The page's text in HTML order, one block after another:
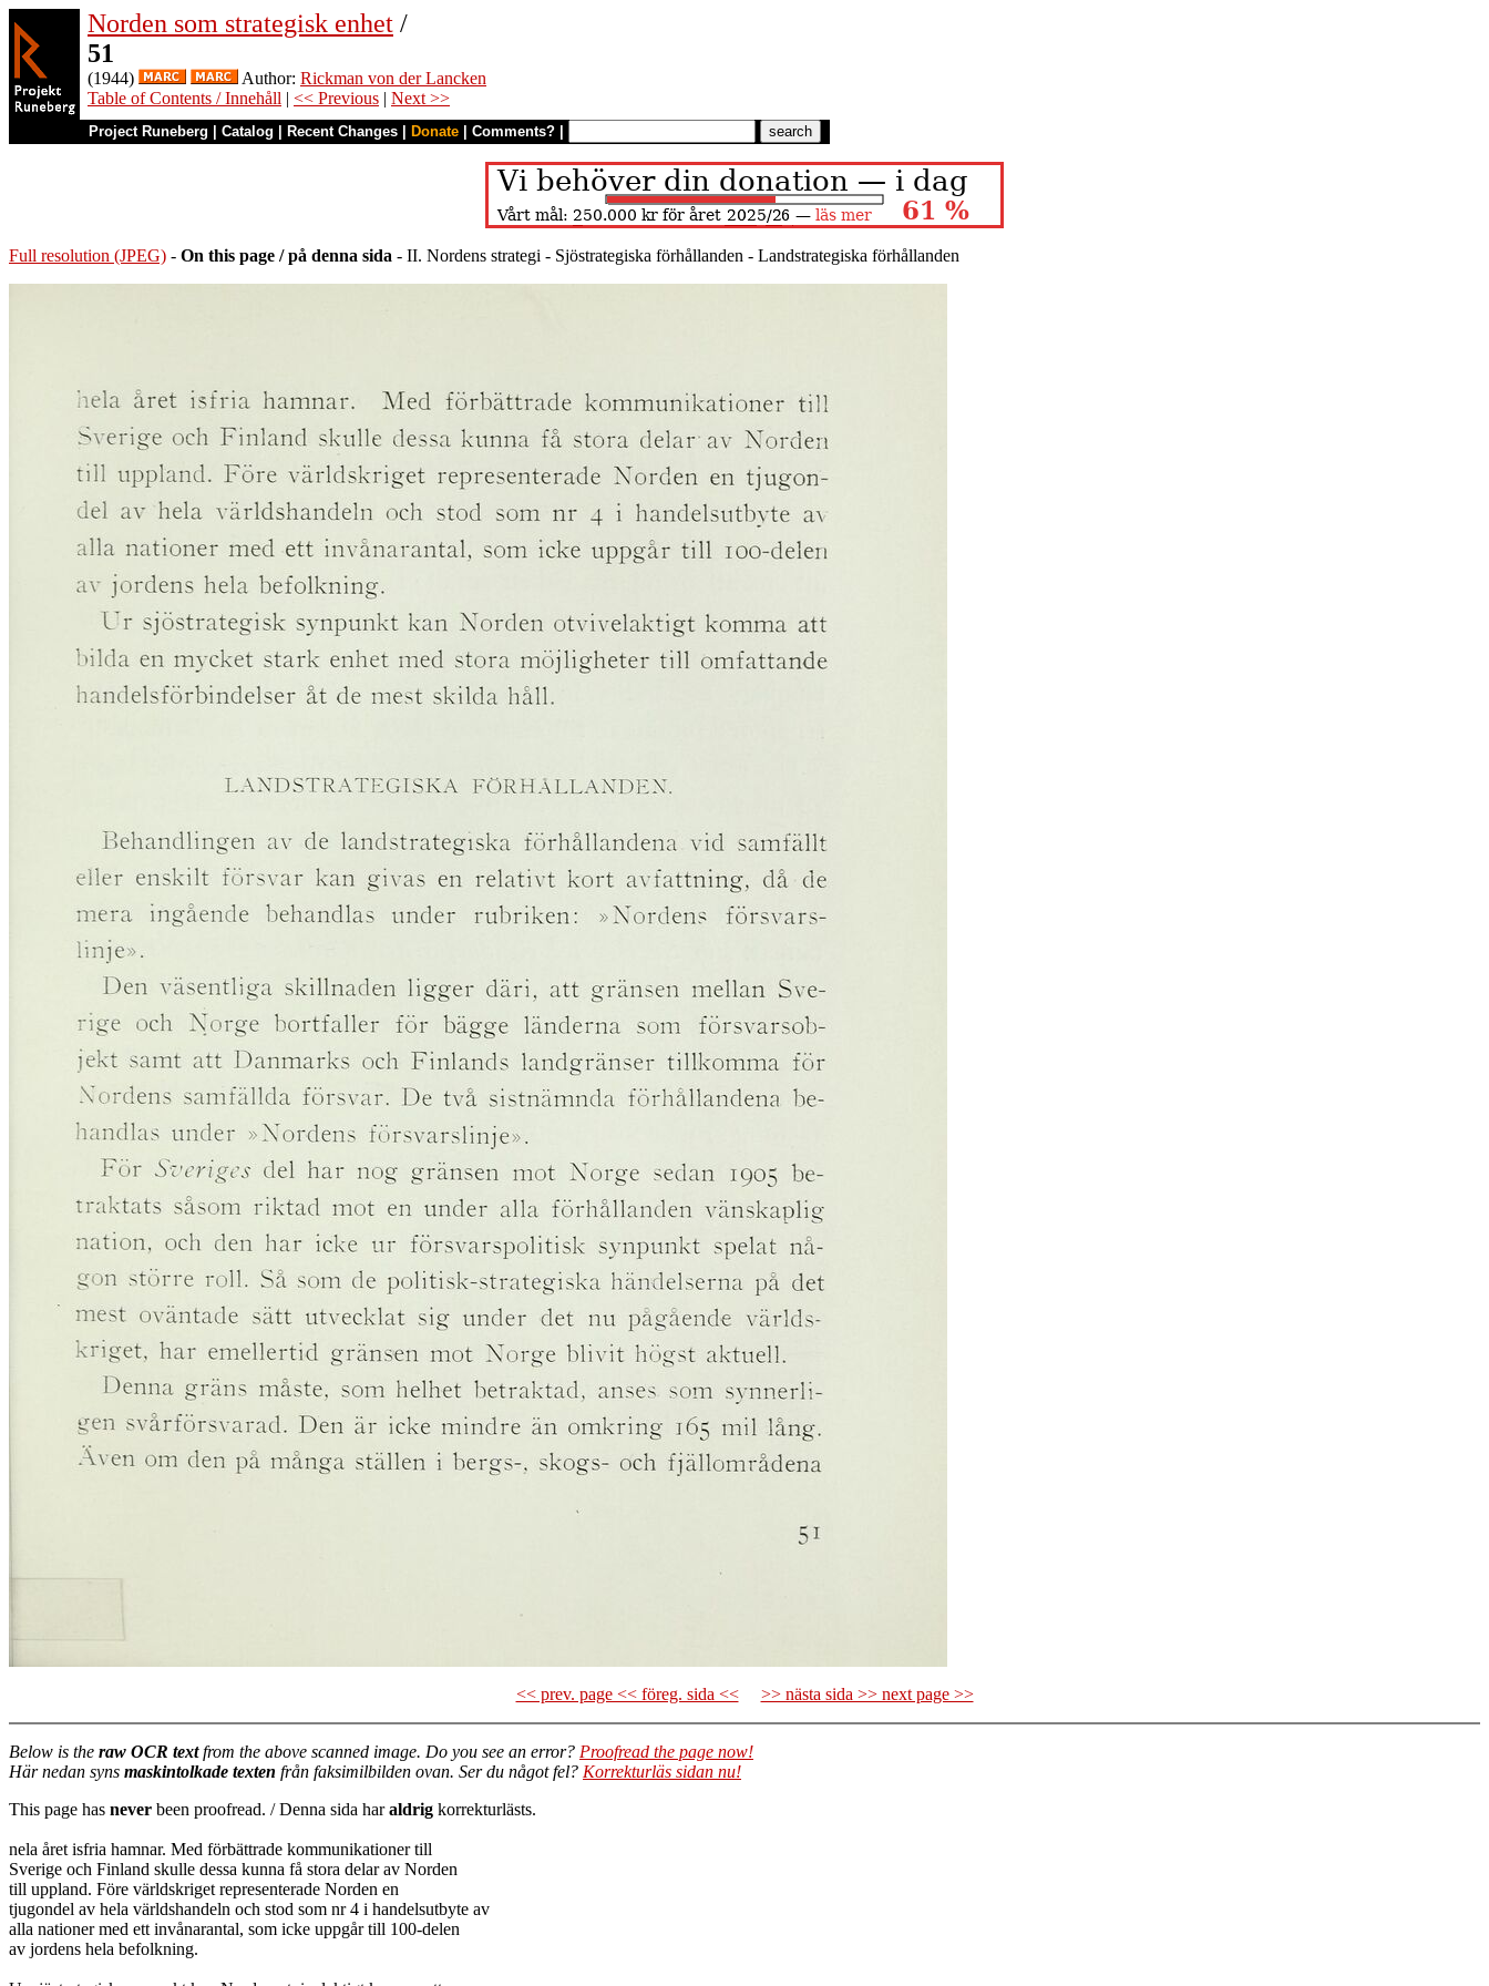
Norden som strategisk enhet /
51
(1944) Author: Rickman von der Lancken
Table of Contents / Innehåll | << Previous | Next >>
Project Runeberg Catalog Recent Changes Donate Comments?
Full resolution (JPEG) - On this page / på denna sida - II. Nordens strategi - Sjöstrategiska förhållanden - Landstrategiska förhållanden
<< prev. page << föreg. sida << >> nästa sida >> next page >>
Below is the raw OCR textfrom the above scanned image. Do you see an error? Proofread the page now!
Här nedan syns maskintolkade texten från faksimilbilden ovan. Ser du något fel? Korrekturläs sidan nu!
This page has never been proofread. / Denna sida haraldrig korrekturlästs.
nela året isfria hamnar. Med förbättrade kommunikationer till
Sverige och Finland skulle dessa kunna få stora delar av Norden
till uppland. Före världskriget representerade Norden en
tjugondel av hela världshandeln och stod som nr 4 i handelsutbyte av
alla nationer med ett invånarantal, som icke uppgår till 100-delen
av jordens hela befolkning.